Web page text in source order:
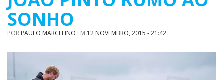
SONHO
POR PAULO MARCELINO EM 12 NOVEMBRO, 2015 - 21:42